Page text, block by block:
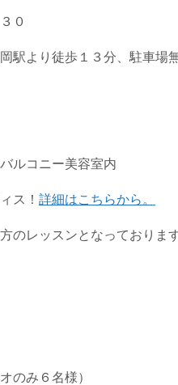
０
駅より徒歩１３分、駐車場無
ルコニー美容室内
ス！ 詳細はこちらから。
のレッスンとなっております
のみ６名様）